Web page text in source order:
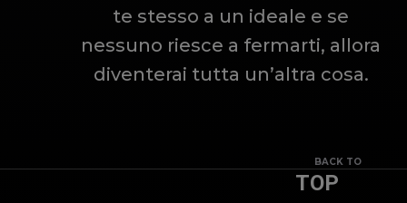
te stesso a un ideale e se
nessuno riesce a fermarti, allora
diventerai tutta un’altra cosa.
BACK TO
TOP